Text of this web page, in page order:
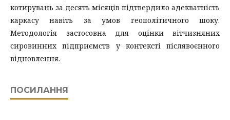
котирувань за десять місяців підтвердило адекватність
каркасу навіть за умов геополітичного шоку.
Методологія застосовна для оцінки вітчизняних
сировинних підприємств у контексті післявоєнного
відновлення.
ПОСИЛАННЯ